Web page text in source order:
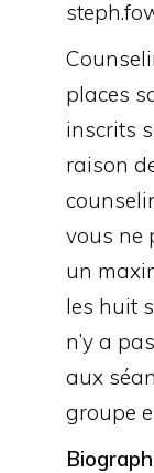
places
inscrits
raison
vous ne
un
les huit
n’y a
aux
groupe